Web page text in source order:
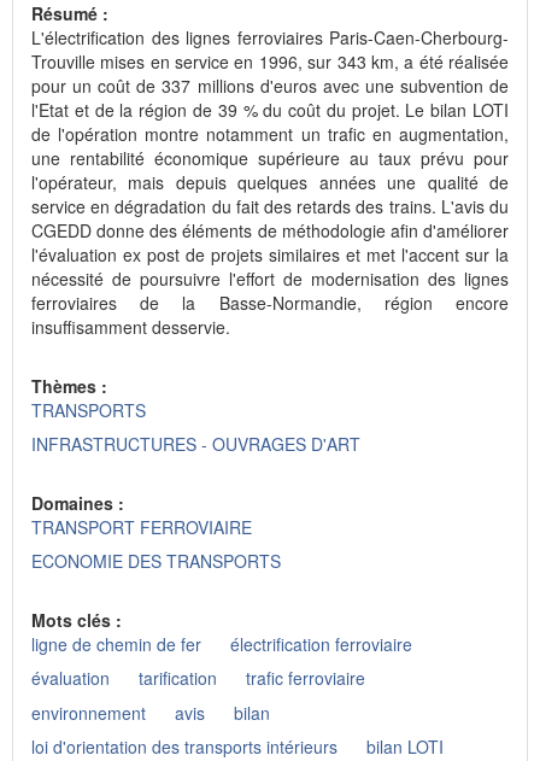
Résumé :
L'électrification des lignes ferroviaires Paris-Caen-Cherbourg-
Trouville mises en service en 1996, sur 343 km, a été réalisée
pour un coût de 337 millions d'euros avec une subvention de
l'Etat et de la région de 39 % du coût du projet. Le bilan LOTI
de l'opération montre notamment un trafic en augmentation,
une rentabilité économique supérieure au taux prévu pour
l'opérateur, mais depuis quelques années une qualité de
service en dégradation du fait des retards des trains. L'avis du
CGEDD donne des éléments de méthodologie afin d'améliorer
l'évaluation ex post de projets similaires et met l'accent sur la
nécessité de poursuivre l'effort de modernisation des lignes
ferroviaires de la Basse-Normandie, région encore
insuffisamment desservie.
Thèmes :
TRANSPORTS
INFRASTRUCTURES - OUVRAGES D'ART
Domaines :
TRANSPORT FERROVIAIRE
ECONOMIE DES TRANSPORTS
Mots clés :
ligne de chemin de fer
électrification ferroviaire
évaluation
tarification
trafic ferroviaire
environnement
avis
bilan
loi d'orientation des transports intérieurs
bilan LOTI